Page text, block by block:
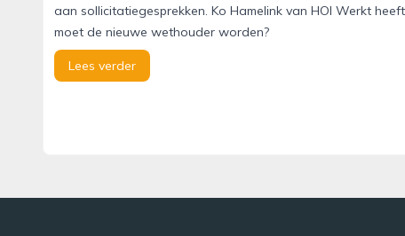
aan sollicitatiegesprekken. Ko Hamelink van HOI Werkt
moet de nieuwe wethouder worden?
Lees verder